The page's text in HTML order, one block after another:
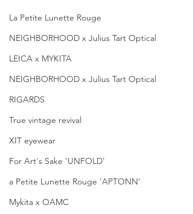
La Petite Lunette Rouge
NEIGHBORHOOD x Julius Tart Optical
LEICA x MYKITA
NEIGHBORHOOD x Julius Tart Optical
RIGARDS
True vintage revival
XIT eyewear
For Art's Sake 'UNFOLD'
a Petite Lunette Rouge 'APTONN'
Mykita x OAMC